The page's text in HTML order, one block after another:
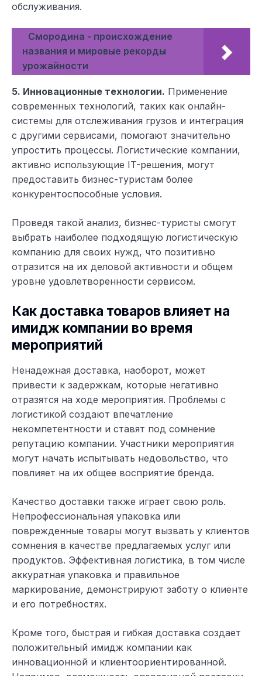
обслуживания.
Смородина - происхождение
названия и мировые рекорды
урожайности
5. Инновационные технологии. Применение
современных технологий, таких как онлайн-
системы для отслеживания грузов и интеграция
с другими сервисами, помогают значительно
упростить процессы. Логистические компании,
активно использующие IT-решения, могут
предоставить бизнес-туристам более
конкурентоспособные условия.
Проведя такой анализ, бизнес-туристы смогут
выбрать наиболее подходящую логистическую
компанию для своих нужд, что позитивно
отразится на их деловой активности и общем
уровне удовлетворенности сервисом.
Как доставка товаров влияет на
имидж компании во время
мероприятий
Ненадежная доставка, наоборот, может
привести к задержкам, которые негативно
отразятся на ходе мероприятия. Проблемы с
логистикой создают впечатление
некомпетентности и ставят под сомнение
репутацию компании. Участники мероприятия
могут начать испытывать недовольство, что
повлияет на их общее восприятие бренда.
Качество доставки также играет свою роль.
Непрофессиональная упаковка или
поврежденные товары могут вызвать у клиентов
сомнения в качестве предлагаемых услуг или
продуктов. Эффективная логистика, в том числе
аккуратная упаковка и правильное
маркирование, демонстрируют заботу о клиенте
и его потребностях.
Кроме того, быстрая и гибкая доставка создает
положительный имидж компании как
инновационной и клиентоориентированной.